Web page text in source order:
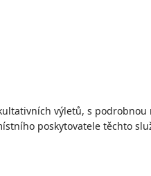
výletů, s
poskytovatele těchto